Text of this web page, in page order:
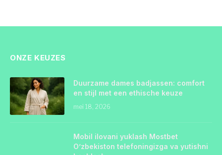
ONZE KEUZES
Duurzame dames badjassen: comfort
en stijl met een ethische keuze
mei 18, 2026
Mobil ilovani yuklash Mostbet
O’zbekiston telefoningizga va yutishni